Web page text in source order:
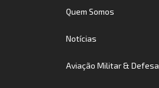
Quem Somos
Notícias
Aviação Militar & Defesa